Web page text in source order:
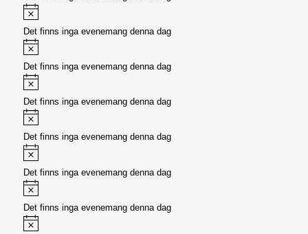
Det finns inga evenemang denna dag
Det finns inga evenemang denna dag
Det finns inga evenemang denna dag
Det finns inga evenemang denna dag
Det finns inga evenemang denna dag
Det finns inga evenemang denna dag